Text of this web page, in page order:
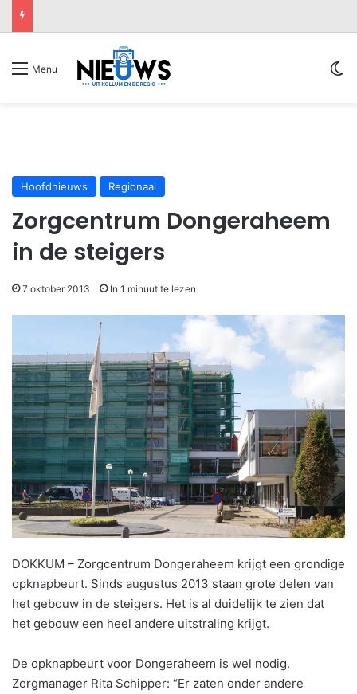
Menu
Hoofdnieuws Regionaal
Zorgcentrum Dongeraheem
in de steigers
7 oktober 2013 In 1 minuut te lezen
DOKKUM – Zorgcentrum Dongeraheem krijgt een grondige
opknapbeurt. Sinds augustus 2013 staan grote delen van
het gebouw in de steigers. Het is al duidelijk te zien dat
het gebouw een heel andere uitstraling krijgt.
De opknapbeurt voor Dongeraheem is wel nodig.
Zorgmanager Rita Schipper: “Er zaten onder andere